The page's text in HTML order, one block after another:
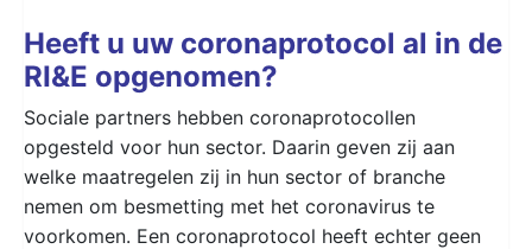
Heeft u uw coronaprotocol al in de
RI&E opgenomen?
Sociale partners hebben coronaprotocollen
opgesteld voor hun sector. Daarin geven zij aan
welke maatregelen zij in hun sector of branche
nemen om besmetting met het coronavirus te
voorkomen. Een coronaprotocol heeft echter geen